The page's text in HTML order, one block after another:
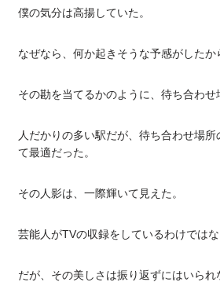
僕の気分は高揚していた。
なぜなら、何か起きそうな予感がしたか
その勘を当てるかのように、待ち合わせ
人だかりの多い駅だが、待ち合わせ場
て最適だった。
その人影は、一際輝いて見えた。
芸能人がTVの収録をしているわけではな
だが、その美しさは振り返ずにはいられ